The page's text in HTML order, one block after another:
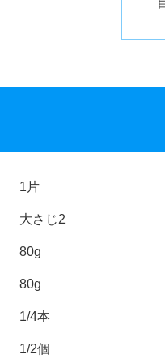
1片
大さじ2
80g
80g
1/4本
1/2個